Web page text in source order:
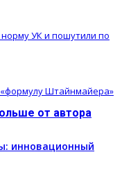
норму УК и пошутили по
Штайнмайера»
от автора
инновационный